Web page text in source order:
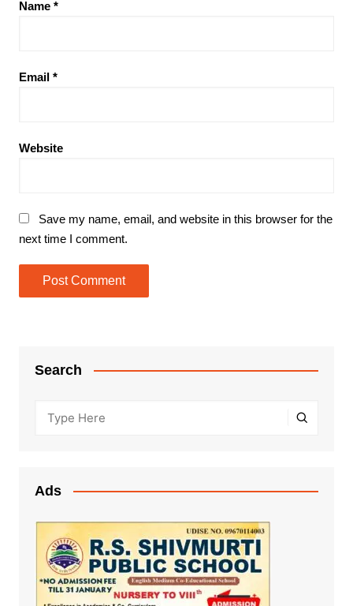
Name *
Email *
Website
Save my name, email, and website in this browser for the
next time I comment.
Search
Ads